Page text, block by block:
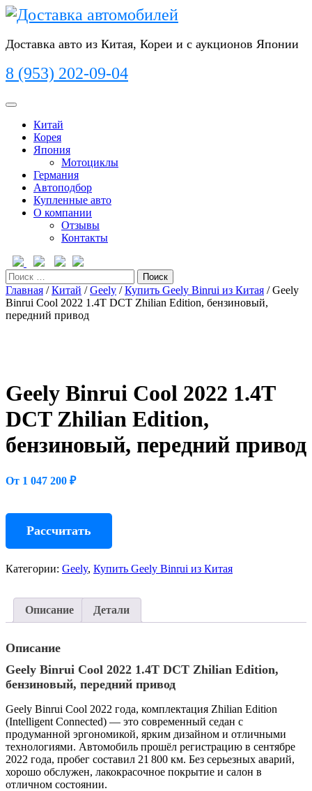
Перейти
Доставка авто из Китая, Кореи и с аукционов Японии
8 (953) 202-09-04
Кнопка
ОткрытьКитай
Корея
Япония
Мотоциклы
Германия
Автоподбор
Купленные авто
О компании
Отзывы
Контакты
Кнопка
Закрыть
Поиск
Главная /Китай /Geely /Купить Geely Binrui из Китая / Geely
Binrui Cool 2022 1.4T DCT Zhilian Edition, бензиновый,
передний привод
Geely Binrui Cool 2022 1.4T
DCT Zhilian Edition,
бензиновый, передний привод
От 1 047 200 ₽
Рассчитать
Категории: Geely, Купить Geely Binrui из Китая
Описание Детали
Описание
Geely Binrui Cool 2022 1.4T DCT Zhilian Edition,
бензиновый, передний привод
Geely Binrui Cool 2022 года, комплектация Zhilian Edition
(Intelligent Connected) — это современный седан с
продуманной эргономикой, ярким дизайном и отличными
технологиями. Автомобиль прошёл регистрацию в сентябре
2022 года, пробег составил 21 800 км. Без серьезных аварий,
хорошо обслужен, лакокрасочное покрытие и салон в
отличном состоянии.